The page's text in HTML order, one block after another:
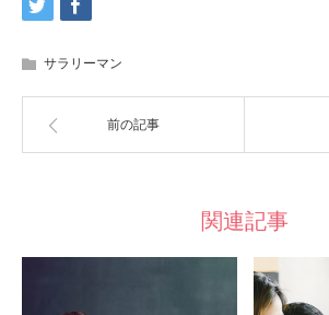
サラリーマン
前の記事
関連記事